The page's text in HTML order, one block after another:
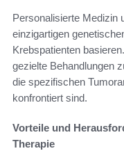
Personalisierte Medizin
einzigartigen
Krebspatienten
gezielte Behandlungen
die spezifischen
konfrontiert sind.
Vorteile und
Therapie